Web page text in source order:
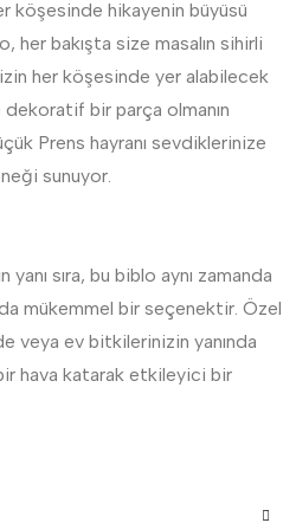
köşesinde hikayenin büyüsü
her bakışta size masalın sihirli
her köşesinde yer alabilecek
bir parça olmanın
Prens hayranı sevdiklerinize
sunuyor.
sıra, bu biblo aynı zamanda
mükemmel bir seçenektir. Özel
veya ev bitkilerinizin yanında
hava katarak etkileyici bir